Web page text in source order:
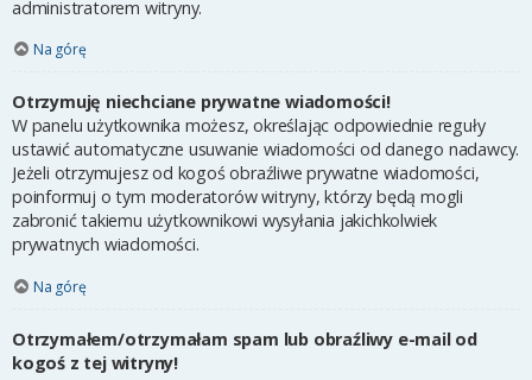
administratorem witryny.
Na górę
Otrzymuję niechciane prywatne wiadomości!
W panelu użytkownika możesz, określając odpowiednie reguły
ustawić automatyczne usuwanie wiadomości od danego nadawcy.
Jeżeli otrzymujesz od kogoś obraźliwe prywatne wiadomości,
poinformuj o tym moderatorów witryny, którzy będą mogli
zabronić takiemu użytkownikowi wysyłania jakichkolwiek
prywatnych wiadomości.
Na górę
Otrzymałem/otrzymałam spam lub obraźliwy e-mail od
kogoś z tej witryny!